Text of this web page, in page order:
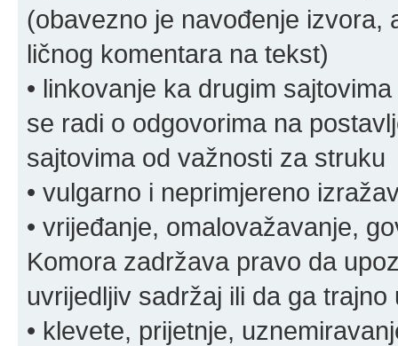
(obavezno je navođenje izvora,
ličnog komentara na tekst)
• linkovanje ka drugim
se radi o odgovorima na
sajtovima od važnosti za struku
• vulgarno i neprimjereno
• vrijeđanje, omalovažavanje,
Komora zadržava pravo da
uvrijedljiv sadržaj ili da ga trajno
• klevete, prijetnje,